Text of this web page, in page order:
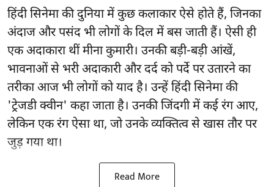
हिंदी सिनेमा की दुनिया में कुछ कलाकार ऐसे होते हैं, जिनका
अंदाज और पसंद भी लोगों के दिल में बस जाती हैं। ऐसी ही
एक अदाकारा थीं मीना कुमारी। उनकी बड़ी-बड़ी आंखें,
भावनाओं से भरी अदाकारी और दर्द को पर्दे पर उतारने का
तरीका आज भी लोगों को याद है। उन्हें हिंदी सिनेमा की
'ट्रेजडी क्वीन' कहा जाता है। उनकी जिंदगी में कई रंग आए,
लेकिन एक रंग ऐसा था, जो उनके व्यक्तित्व से खास तौर पर
जुड़ गया था।
Read More